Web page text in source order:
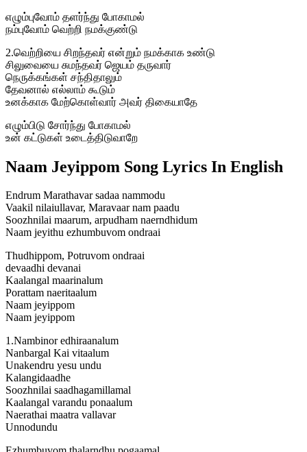
எழும்புவோம் தளர்ந்து போகாமல்
நம்புவோம் வெற்றி நமக்குண்டு
2.வெற்றியை சிறந்தவர் என்றும் நமக்காக உண்டு
சிலுவையை சுமந்தவர் ஜெயம் தருவார்
நெருக்கங்கள் சந்திதாலும்
தேவனால் எல்லாம் கூடும்
உனக்காக மேற்கொள்வார் அவர் திகையாதே
எழும்பிடு சோர்ந்து போகாமல்
உன் கட்டுகள் உடைத்திடுவாறே
Naam Jeyippom Song Lyrics In English
Endrum Marathavar sadaa nammodu
Vaakil nilaiullavar, Maravaar nam paadu
Soozhnilai maarum, arpudham naerndhidum
Naam jeyithu ezhumbuvom ondraai
Thudhippom, Potruvom ondraai
devaadhi devanai
Kaalangal maarinalum
Porattam naeritaalum
Naam jeyippom
Naam jeyippom
1.Nambinor edhiraanalum
Nanbargal Kai vitaalum
Unakendru yesu undu
Kalangidaadhe
Soozhnilai saadhagamillamal
Kaalangal varandu ponaalum
Naerathai maatra vallavar
Unnodundu